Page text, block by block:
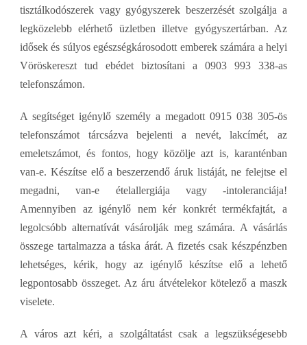
tisztálkodószerek vagy gyógyszerek beszerzését szolgálja a
legközelebb elérhető üzletben illetve gyógyszertárban. Az
idősek és súlyos egészségkárosodott emberek számára a helyi
Vöröskereszt tud ebédet biztosítani a 0903 993 338-as
telefonszámon.
A segítséget igénylő személy a megadott 0915 038 305-ös
telefonszámot tárcsázva bejelenti a nevét, lakcímét, az
emeletszámot, és fontos, hogy közölje azt is, karanténban
van-e. Készítse elő a beszerzendő áruk listáját, ne felejtse el
megadni, van-e ételallergiája vagy -intoleranciája!
Amennyiben az igénylő nem kér konkrét termékfajtát, a
legolcsóbb alternatívát vásárolják meg számára. A vásárlás
összege tartalmazza a táska árát. A fizetés csak készpénzben
lehetséges, kérik, hogy az igénylő készítse elő a lehető
legpontosabb összeget. Az áru átvételekor kötelező a maszk
viselete.
A város azt kéri, a szolgáltatást csak a legszükségesebb